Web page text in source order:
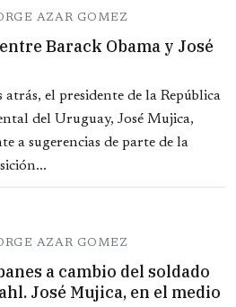
AZAR GOMEZ
Barack Obama y José
atrás, el presidente de la República
del Uruguay, José Mujica,
a sugerencias de parte de la
AZAR GOMEZ
a cambio del soldado
José Mujica, en el medio